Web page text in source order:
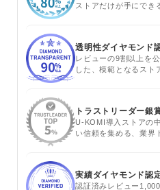
ストアだけが手にでき
透明性ダイヤモンド
レビューの9割以上を
した、模範となるスト
トラストリーダー銀
U-KOMI導入ストアの
い信頼を集める、業界
実績ダイヤモンド認
認証済みレビュー